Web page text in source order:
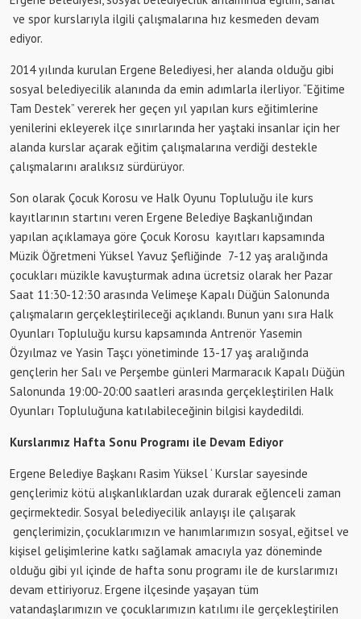
ve spor kurslarıyla ilgili çalışmalarına hız kesmeden devam
ediyor.
2014 yılında kurulan Ergene Belediyesi, her alanda olduğu gibi
sosyal belediyecilik alanında da emin adımlarla ilerliyor. “Eğitime
Tam Destek” vererek her geçen yıl yapılan kurs eğitimlerine
yenilerini ekleyerek ilçe sınırlarında her yaştaki insanlar için her
alanda kurslar açarak eğitim çalışmalarına verdiği destekle
çalışmalarını aralıksız sürdürüyor.
Son olarak Çocuk Korosu ve Halk Oyunu Topluluğu ile kurs
kayıtlarının startını veren Ergene Belediye Başkanlığından
yapılan açıklamaya göre Çocuk Korosu kayıtları kapsamında
Müzik Öğretmeni Yüksel Yavuz Şefliğinde 7-12 yaş aralığında
çocukları müzikle kavuşturmak adına ücretsiz olarak her Pazar
Saat 11:30-12:30 arasında Velimeşe Kapalı Düğün Salonunda
çalışmaların gerçekleştirileceği açıklandı. Bunun yanı sıra Halk
Oyunları Topluluğu kursu kapsamında Antrenör Yasemin
Özyılmaz ve Yasin Taşcı yönetiminde 13-17 yaş aralığında
gençlerin her Salı ve Perşembe günleri Marmaracık Kapalı Düğün
Salonunda 19:00-20:00 saatleri arasında gerçekleştirilen Halk
Oyunları Topluluğuna katılabileceğinin bilgisi kaydedildi.
Kurslarımız Hafta Sonu Programı ile Devam Ediyor
Ergene Belediye Başkanı Rasim Yüksel ‘ Kurslar sayesinde
gençlerimiz kötü alışkanlıklardan uzak durarak eğlenceli zaman
geçirmektedir. Sosyal belediyecilik anlayışı ile çalışarak
gençlerimizin, çocuklarımızın ve hanımlarımızın sosyal, eğitsel ve
kişisel gelişimlerine katkı sağlamak amacıyla yaz döneminde
olduğu gibi yıl içinde de hafta sonu programı ile de kurslarımızı
devam ettiriyoruz. Ergene ilçesinde yaşayan tüm
vatandaşlarımızın ve çocuklarımızın katılımı ile gerçekleştirilen